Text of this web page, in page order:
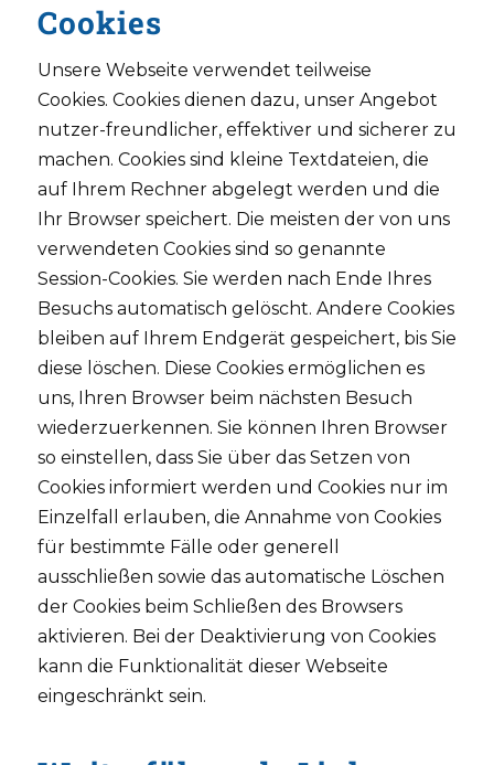
Cookies
Unsere Webseite verwendet teilweise
Cookies. Cookies dienen dazu, unser Angebot
nutzer-freundlicher, effektiver und sicherer zu
machen. Cookies sind kleine Textdateien, die
auf Ihrem Rechner abgelegt werden und die
Ihr Browser speichert. Die meisten der von uns
verwendeten Cookies sind so genannte
Session-Cookies. Sie werden nach Ende Ihres
Besuchs automatisch gelöscht. Andere Cookies
bleiben auf Ihrem Endgerät gespeichert, bis Sie
diese löschen. Diese Cookies ermöglichen es
uns, Ihren Browser beim nächsten Besuch
wiederzuerkennen. Sie können Ihren Browser
so einstellen, dass Sie über das Setzen von
Cookies informiert werden und Cookies nur im
Einzelfall erlauben, die Annahme von Cookies
für bestimmte Fälle oder generell
ausschließen sowie das automatische Löschen
der Cookies beim Schließen des Browsers
aktivieren. Bei der Deaktivierung von Cookies
kann die Funktionalität dieser Webseite
eingeschränkt sein.